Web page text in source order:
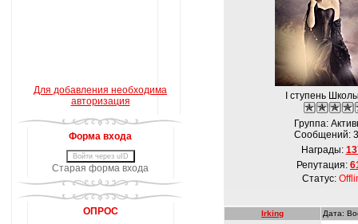
Для добавления необходима
авторизация
Форма входа
Войти через uID
Старая форма входа
ОПРОС
I ступень
Группа:
Сообщений:
Награды:
Репутация:
Статус:
Irking Дата: